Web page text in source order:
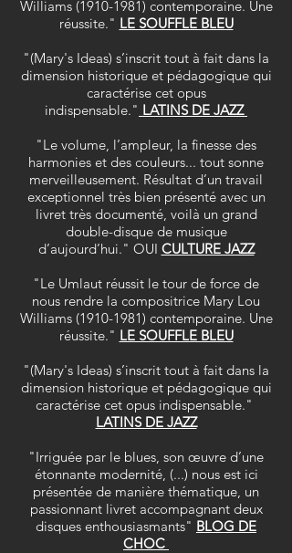
Williams (1910-1981) contemporaine. Une
réussite." LE SOUFFLE BLEU
"(Mary's Ideas) s’inscrit tout à fait dans la
dimension historique et pédagogique qui
caractérise cet opus
indispensable." LATINS DE JAZZ
"Le volume, l’ampleur, la finesse des
harmonies et des couleurs... tout sonne
merveilleusement. Résultat d’un travail
exceptionnel très bien présenté avec un
livret très documenté, voilà un grand
double-disque de musique
d’aujourd’hui." OUI CULTURE JAZZ
"Le Umlaut réussit le tour de force de
nous rendre la compositrice Mary Lou
Williams (1910-1981) contemporaine. Une
réussite." LE SOUFFLE BLEU
"(Mary's Ideas) s’inscrit tout à fait dans la
dimension historique et pédagogique qui
caractérise cet opus indispensable."
LATINS DE JAZZ
"Irriguée par le blues, son œuvre d’une
étonnante modernité, (...) nous est ici
présentée de manière thématique, un
passionnant livret accompagnant deux
disques enthousiasmants" BLOG DE
CHOC